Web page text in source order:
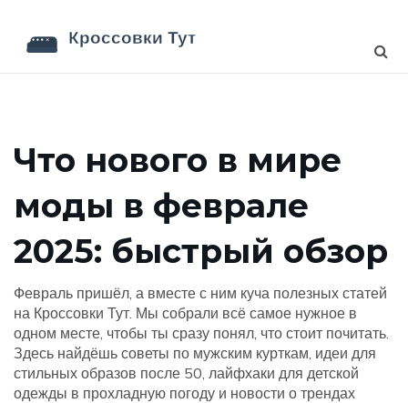
Что нового в мире
моды в феврале
2025: быстрый обзор
Февраль пришёл, а вместе с ним куча полезных статей
на Кроссовки Тут. Мы собрали всё самое нужное в
одном месте, чтобы ты сразу понял, что стоит почитать.
Здесь найдёшь советы по мужским курткам, идеи для
стильных образов после 50, лайфхаки для детской
одежды в прохладную погоду и новости о трендах